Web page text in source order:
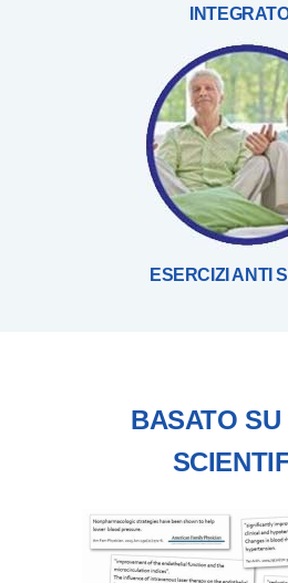
ESERCIZI ANTI
BASATO SU